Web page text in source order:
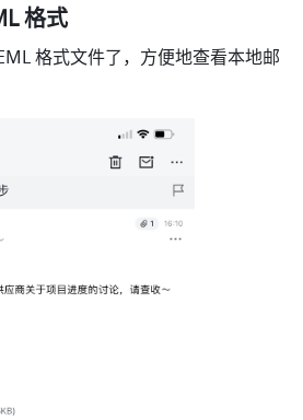
格式
格式文件了，方便地查看本地邮